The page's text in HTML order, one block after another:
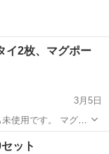
イ2枚、マグポー
3月5日
です。 マグポ
貼り付ける布のシー
ントください。
ポーチ
ット